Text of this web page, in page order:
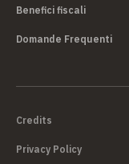
Benefici fiscali
Domande Frequenti
Credits
Privacy Policy